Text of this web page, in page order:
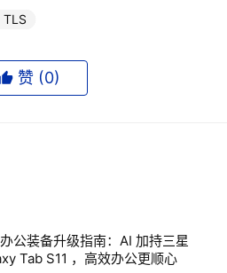
变得至关重要。 天威诚信提醒
误，这对于拥有许多证书的组织
免出现此问题的最佳方法是自动
台。要知道，企业业务面临的最
们。基于二十一年服务经验，天
式SSL/TLS证书智能管理系统，
时，通过其风险预警功能，它可
全站点及即将到期或已过期证书
避免SSL/TLS证书过期问题的发
TLS
赞 (0)
公装备升级指南：AI 加持三星
Tab S11 ，高效办公更顺心